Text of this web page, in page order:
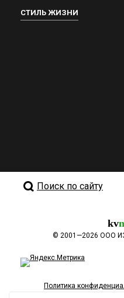
СТИЛЬ ЖИЗНИ
Поиск по сайту
kv
© 2001—2026 ООО
Политика